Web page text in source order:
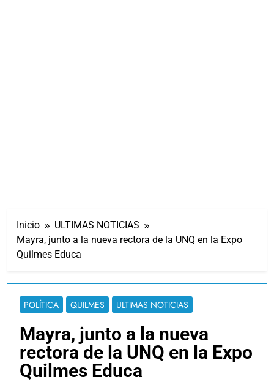
Inicio
ULTIMAS NOTICIAS
Mayra, junto a la nueva rectora de la UNQ en la Expo
Quilmes Educa
POLÍTICA QUILMES ULTIMAS NOTICIAS
Mayra, junto a la nueva
rectora de la UNQ en la Expo
Quilmes Educa